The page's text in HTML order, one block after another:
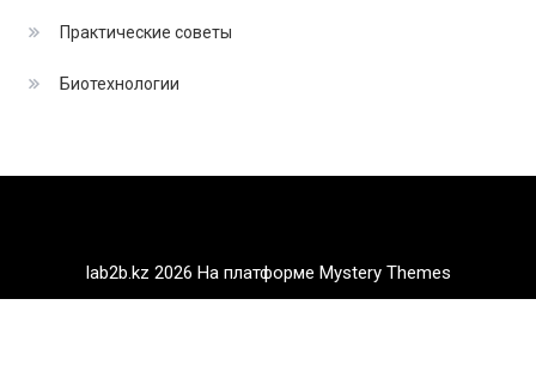
Практические советы
Биотехнологии
lab2b.kz 2026 На платформе Mystery Themes